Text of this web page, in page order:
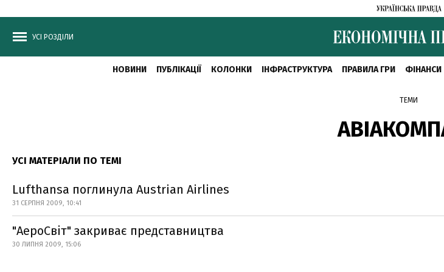
УСІ РОЗДІЛИ
НОВИНИ ПУБЛІКАЦІЇ КОЛОНКИ ІНФРАСТРУКТУРА ПРАВИЛА ГРИ ФІНАНСИ
ТЕМИ
УСІ МАТЕРІАЛИ ПО ТЕМІ
Lufthansa поглинула Austrian Airlines
31 СЕРПНЯ 2009, 10:41
"АероСвіт" закриває представництва
30 ЛИПНЯ 2009, 15:06